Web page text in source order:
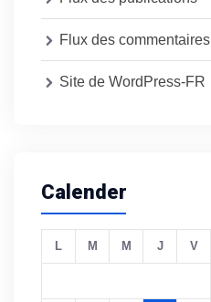
Flux des commentaires
Site de WordPress-FR
Calender
L M M J V